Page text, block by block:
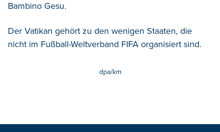
Bambino Gesu.
Der Vatikan gehört zu den wenigen Staaten, die
nicht im Fußball-Weltverband FIFA organisiert sind.
dpa/km